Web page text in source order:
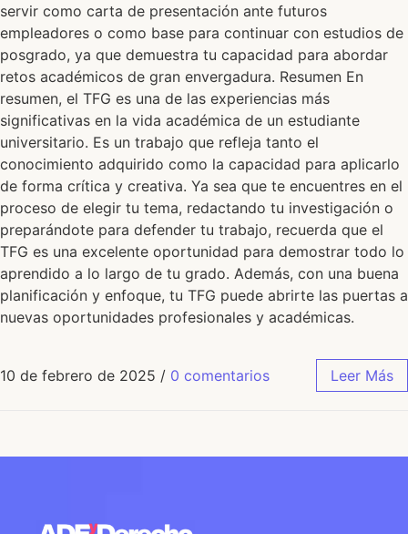
servir como carta de presentación ante futuros
empleadores o como base para continuar con estudios de
posgrado, ya que demuestra tu capacidad para abordar
retos académicos de gran envergadura. Resumen En
resumen, el TFG es una de las experiencias más
significativas en la vida académica de un estudiante
universitario. Es un trabajo que refleja tanto el
conocimiento adquirido como la capacidad para aplicarlo
de forma crítica y creativa. Ya sea que te encuentres en el
proceso de elegir tu tema, redactando tu investigación o
preparándote para defender tu trabajo, recuerda que el
TFG es una excelente oportunidad para demostrar todo lo
aprendido a lo largo de tu grado. Además, con una buena
planificación y enfoque, tu TFG puede abrirte las puertas a
nuevas oportunidades profesionales y académicas.
10 de febrero de 2025 / 0 comentarios Leer Más